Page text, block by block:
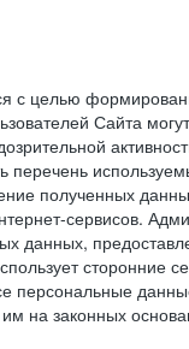
с целью
Сайта
полученных
сервисов.
данных,
персональные
на законных